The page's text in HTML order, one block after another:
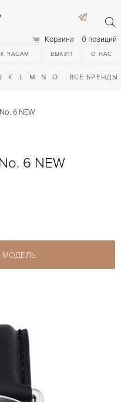
Корзина 0 позиций
ЧАСАМ ВЫКУП О НАС
K L M N O Q R S T
ВСЕ БРЕНДЫ
6 NEW
6 NEW
МОДЕЛЬ